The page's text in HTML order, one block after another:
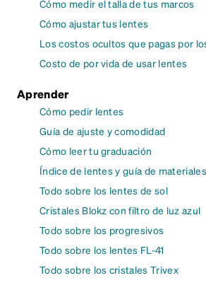
Cómo medir el talla de tus marcos
Cómo ajustar tus lentes
Los costos ocultos que pagas por
Costo de por vida de usar lentes
Aprender
Cómo pedir lentes
Guía de ajuste y comodidad
Cómo leer tu graduación
Índice de lentes y guía de materiales
Todo sobre los lentes de sol
Cristales Blokz con filtro de luz azul
Todo sobre los progresivos
Todo sobre los lentes FL-41
Todo sobre los cristales Trivex